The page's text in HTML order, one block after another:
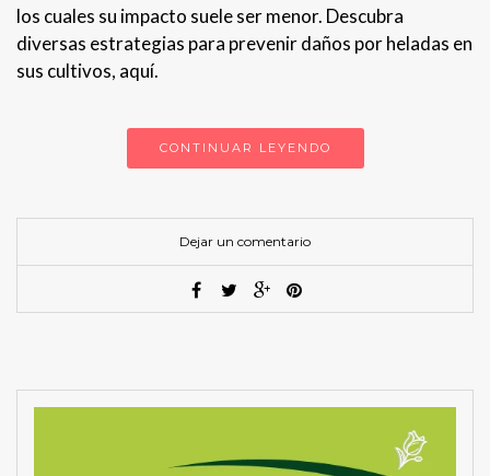
los cuales su impacto suele ser menor. Descubra
diversas estrategias para prevenir daños por heladas en
sus cultivos, aquí.
CONTINUAR LEYENDO
Dejar un comentario